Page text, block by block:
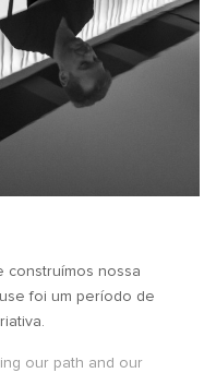
construímos nossa
foi um período de
our path and our